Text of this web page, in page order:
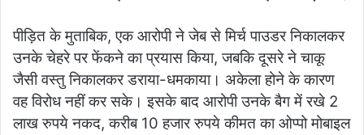
पीड़ित के मुताबिक, एक आरोपी ने जेब से मिर्च पाउडर निकालकर
उनके चेहरे पर फेंकने का प्रयास किया, जबकि दूसरे ने चाकू
जैसी वस्तु निकालकर डराया-धमकाया। अकेला होने के कारण
वह विरोध नहीं कर सके। इसके बाद आरोपी उनके बैग में रखे 2
लाख रुपये नकद, करीब 10 हजार रुपये कीमत का ओप्पो मोबाइल